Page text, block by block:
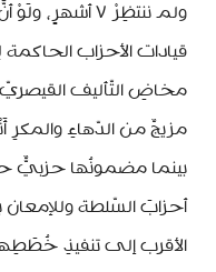
ولم ننتظِرْ ٧
قيادات الأحزاب
مخاضِ التّأليف
مزيجٌ من الدّهاءِ والمكرِ
بينما مضمونُها حزبيٌّ
أحزابَ السّلطة وللإمعان
الأقرب إلى تنفيذِ